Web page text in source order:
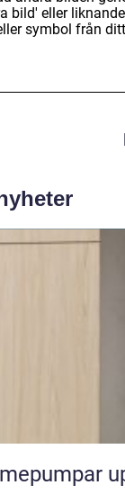
bild' eller
symbol från